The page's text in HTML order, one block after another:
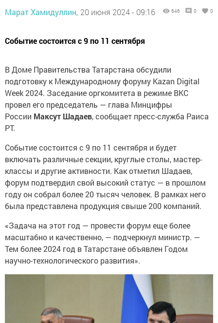
Марат Хамидуллин, 20 июня 2024 - 09:16 646 0 0
Событие состоится с 9 по 11 сентября
В Доме Правительства Татарстана обсудили
подготовку к Международному форуму Kazan Digital
Week 2024. Заседание оргкомитета в режиме ВКС
провел его председатель — глава Минцифры
России Максут Шадаев, сообщает пресс-служба Раиса
РТ.
Событие состоится с 9 по 11 сентября и будет
включать различные секции, круглые столы, мастер-
классы и другие активности. Как отметил Шадаев,
форум подтвердил свой высокий статус — в прошлом
году он собрал более 20 тысяч человек. В рамках него
была представлена продукция свыше 200 компаний.
«Задача на этот год — провести форум еще более
масштабно и качественно, — подчеркнул министр. —
Тем более 2024 год в Татарстане объявлен Годом
научно-технологического развития».